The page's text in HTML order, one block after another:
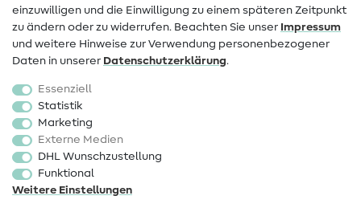
Beliebt
Stoffe
Sale
Schnittmuster
einzuwilligen und die Einwilligung zu einem späteren Zeitpunkt
zu ändern oder zu widerrufen. Beachten Sie unser Impressum
und weitere Hinweise zur Verwendung personenbezogener
Daten in unserer Daten­schutz­erklärung.
Essenziell
Statistik
Marketing
Externe Medien
DHL Wunschzustellung
Funktional
Weitere Einstellungen